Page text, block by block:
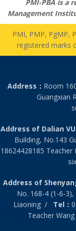
PMI-PBA is a
Management
PMI, PMP, PgMP,
registered marks
Address： Room
Guangxian
Address of Dalian
Building, No.143
18624428185
Address of
No. 168-4 (1-6-
Liaoning / Tel：
Teacher